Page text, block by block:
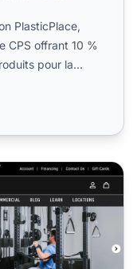
PlasticPlace,
CPS offrant 10 %
pour la